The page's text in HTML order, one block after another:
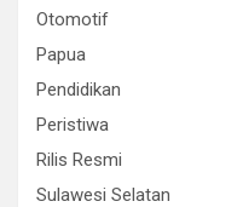
Otomotif
Papua
Pendidikan
Peristiwa
Rilis Resmi
Sulawesi Selatan